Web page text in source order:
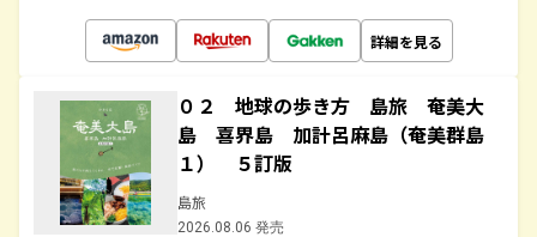
詳細を見る
０２ 地球の歩き方 島旅 奄美大
島 喜界島 加計呂麻島（奄美群島
１） ５訂版
島旅
2026.08.06 発売